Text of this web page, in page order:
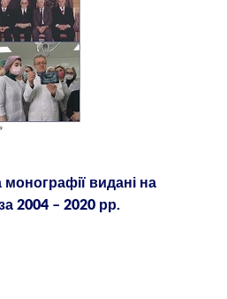
монографії видані на
2004 – 2020 рр.